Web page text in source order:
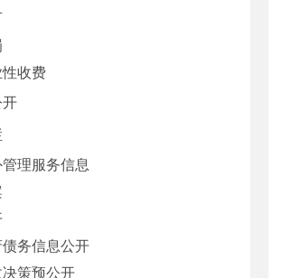
收费
开
理服务信息
务信息公开
策预公开